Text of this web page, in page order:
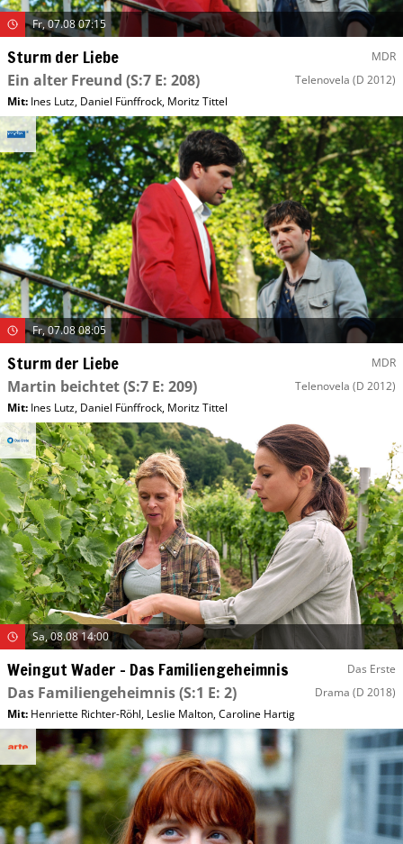
Fr, 07.08 07:15
Sturm der Liebe MDR
Ein alter Freund (S:7 E: 208) Telenovela (D 2012)
Mit: Ines Lutz, Daniel Fünffrock, Moritz Tittel
Fr, 07.08 08:05
Sturm der Liebe MDR
Martin beichtet(S:7 E: 209) Telenovela (D 2012)
Mit: Ines Lutz, Daniel Fünffrock, Moritz Tittel
Sa, 08.08 14:00
Weingut Wader – Das Familiengeheimnis Das Erste
Das Familiengeheimnis(S:1 E: 2) Drama (D 2018)
Mit: Henriette Richter-Röhl, Leslie Malton,Caroline Hartig